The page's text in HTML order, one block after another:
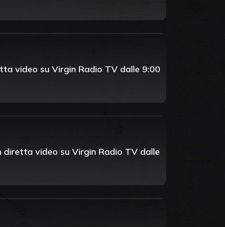
video su Virgin Radio TV dalle 9:00
diretta video su Virgin Radio TV dalle